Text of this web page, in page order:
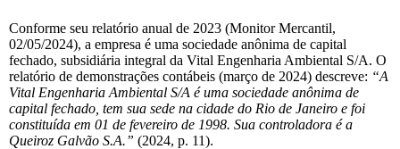
Conforme seu relatório anual de 2023 (Monitor Mercantil,
02/05/2024), a empresa é uma sociedade anônima de capital
fechado, subsidiária integral da Vital Engenharia Ambiental S/A. O
relatório de demonstrações contábeis (março de 2024) descreve: “A
Vital Engenharia Ambiental S/A é uma sociedade anônima de
capital fechado, tem sua sede na cidade do Rio de Janeiro e foi
constituída em 01 de fevereiro de 1998. Sua controladora é a
Queiroz Galvão S.A.” (2024, p. 11).